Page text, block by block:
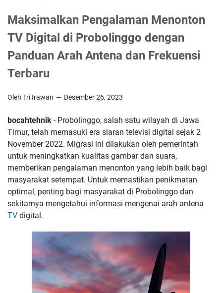
Maksimalkan Pengalaman Menonton
TV Digital di Probolinggo dengan
Panduan Arah Antena dan Frekuensi
Terbaru
Oleh Tri Irawan Desember 26, 2023
bocahtehnik - Probolinggo, salah satu wilayah di Jawa
Timur, telah memasuki era siaran televisi digital sejak 2
November 2022. Migrasi ini dilakukan oleh pemerintah
untuk meningkatkan kualitas gambar dan suara,
memberikan pengalaman menonton yang lebih baik bagi
masyarakat setempat. Untuk memastikan penikmatan
optimal, penting bagi masyarakat di Probolinggo dan
sekitarnya mengetahui informasi mengenai arah antena
TV digital.